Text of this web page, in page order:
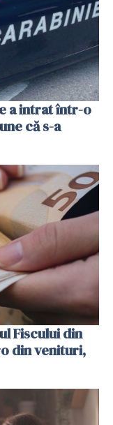
a intrat într-o
că s-a
Fiscului din
din venituri,